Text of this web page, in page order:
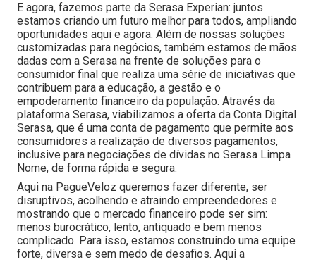
E agora, fazemos parte da Serasa Experian: juntos
estamos criando um futuro melhor para todos, ampliando
oportunidades aqui e agora. Além de nossas soluções
customizadas para negócios, também estamos de mãos
dadas com a Serasa na frente de soluções para o
consumidor final que realiza uma série de iniciativas que
contribuem para a educação, a gestão e o
empoderamento financeiro da população. Através da
plataforma Serasa, viabilizamos a oferta da Conta Digital
Serasa, que é uma conta de pagamento que permite aos
consumidores a realização de diversos pagamentos,
inclusive para negociações de dívidas no Serasa Limpa
Nome, de forma rápida e segura.
Aqui na PagueVeloz queremos fazer diferente, ser
disruptivos, acolhendo e atraindo empreendedores e
mostrando que o mercado financeiro pode ser sim:
menos burocrático, lento, antiquado e bem menos
complicado. Para isso, estamos construindo uma equipe
forte, diversa e sem medo de desafios. Aqui a